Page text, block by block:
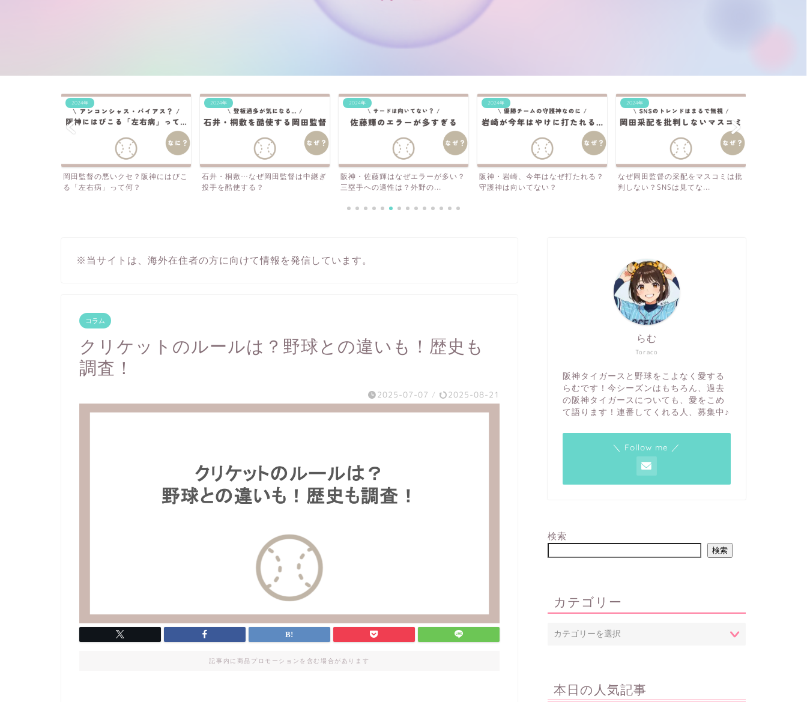
2024年
岡田監督の悪いクセ？阪神にはびこ
る「左右病」って何？
2024年
石井・桐敷…なぜ岡田監督は中継ぎ
投手を酷使する？
2024年
阪神・佐藤輝はなぜエラーが多い？
三塁手への適性は？外野の...
2024年
阪神・岩崎、今年はなぜ打たれる？
守護神は向いてない？
2024年
なぜ岡田監督の采配をマスコミは批
判しない？SNSは見てな...
※当サイトは、海外在住者の方に向けて情報を発信しています。
コラム
クリケットのルールは？野球との違いも！歴史も
調査！
2025-07-07 / 2025-08-21
記事内に商品プロモーションを含む場合があります
Toraco
らむ
阪神タイガースと野球をこよなく愛する
らむです！今シーズンはもちろん、過去
の阪神タイガースについても、愛をこめ
て語ります！連番してくれる人、募集中♪
＼ Follow me ／
検索
検索
カテゴリー
本日の人気記事